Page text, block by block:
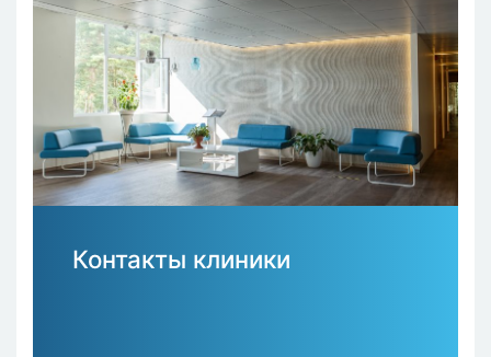
Контакты клиники